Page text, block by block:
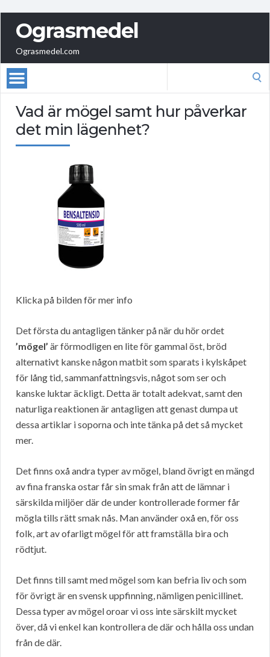
Ograsmedel
Ograsmedel.com
Vad är mögel samt hur påverkar
det min lägenhet?
Klicka på bilden för mer info
Det första du antagligen tänker på när du hör ordet
’mögel’ är förmodligen en lite för gammal öst, bröd
alternativt kanske någon matbit som sparats i kylskåpet
för lång tid, sammanfattningsvis, något som ser och
kanske luktar äckligt. Detta är totalt adekvat, samt den
naturliga reaktionen är antagligen att genast dumpa ut
dessa artiklar i soporna och inte tänka på det så mycket
mer.
Det finns oxå andra typer av mögel, bland övrigt en mängd
av fina franska ostar får sin smak från att de lämnar i
särskilda miljöer där de under kontrollerade former får
mögla tills rätt smak nås. Man använder oxå en, för oss
folk, art av ofarligt mögel för att framställa bira och
rödtjut.
Det finns till samt med mögel som kan befria liv och som
för övrigt är en svensk uppfinning, nämligen penicillinet.
Dessa typer av mögel oroar vi oss inte särskilt mycket
över, då vi enkel kan kontrollera de där och hålla oss undan
från de där.